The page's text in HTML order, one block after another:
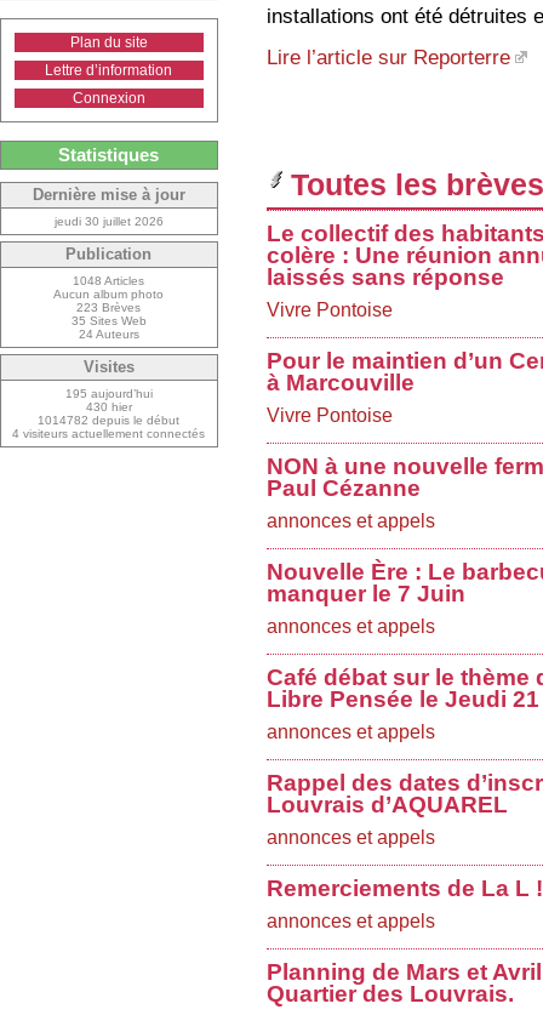
installations ont été détruites
Lire l’article sur Reporterre
Toutes les
Le collectif des
colère : Une réunion
laissés sans réponse
Vivre Pontoise
Pour le maintien d’un
à Marcouville
Vivre Pontoise
NON à une nouvelle
Paul Cézanne
annonces et appels
Nouvelle Ère : Le
manquer le 7 Juin
annonces et appels
Café débat sur le
Libre Pensée le Jeudi 21
annonces et appels
Rappel des dates
Louvrais d’AQUAREL
annonces et appels
Remerciements de La L
annonces et appels
Planning de Mars et
Quartier des Louvrais.
Plan du site
Lettre d’information
Connexion
Statistiques
Dernière mise à jour
jeudi 30 juillet 2026
Publication
1048 Articles
Aucun album photo
223 Brèves
35 Sites Web
24 Auteurs
Visites
195 aujourd’hui
430 hier
1014782 depuis le début
4 visiteurs actuellement connectés